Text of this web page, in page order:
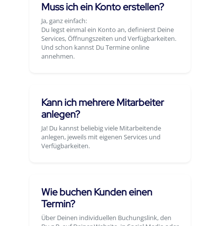
Muss ich ein Konto erstellen?
Ja, ganz einfach:
Du legst einmal ein Konto an, definierst Deine
Services, Öffnungszeiten und Verfügbarkeiten.
Und schon kannst Du Termine online
annehmen.
Kann ich mehrere Mitarbeiter
anlegen?
Ja! Du kannst beliebig viele Mitarbeitende
anlegen, jeweils mit eigenen Services und
Verfügbarkeiten.
Wie buchen Kunden einen
Termin?
Über Deinen individuellen Buchungslink, den